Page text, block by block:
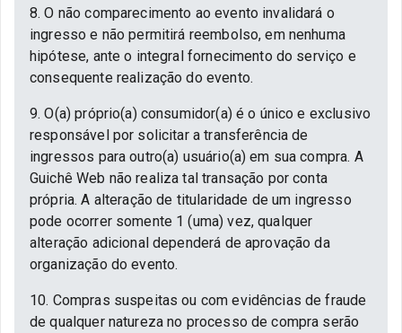
8. O não comparecimento ao evento invalidará o
ingresso e não permitirá reembolso, em nenhuma
hipótese, ante o integral fornecimento do serviço e
consequente realização do evento.
9. O(a) próprio(a) consumidor(a) é o único e exclusivo
responsável por solicitar a transferência de
ingressos para outro(a) usuário(a) em sua compra. A
Guichê Web não realiza tal transação por conta
própria. A alteração de titularidade de um ingresso
pode ocorrer somente 1 (uma) vez, qualquer
alteração adicional dependerá de aprovação da
organização do evento.
10. Compras suspeitas ou com evidências de fraude
de qualquer natureza no processo de compra serão